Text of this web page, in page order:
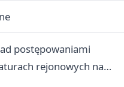
postępowaniami
rejonowych na